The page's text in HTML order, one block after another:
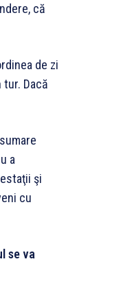
că
de zi
Dacă
a
şi
cu
se va